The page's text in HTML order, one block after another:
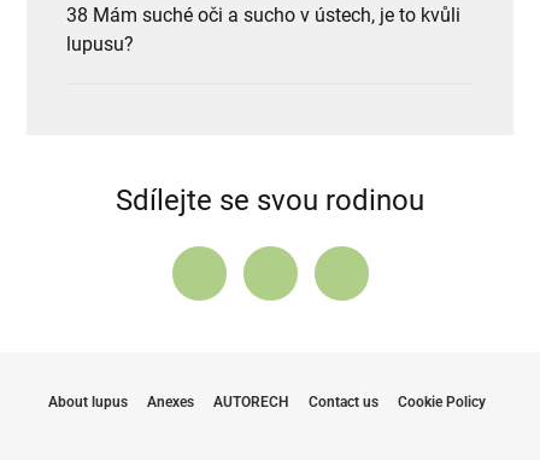
38 Mám suché oči a sucho v ústech, je to kvůli
lupusu?
Sdílejte se svou rodinou
About lupus Anexes AUTORECH Contact us Cookie Policy